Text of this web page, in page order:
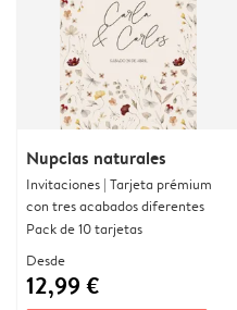
Nupcias naturales
Invitaciones | Tarjeta prémium
con tres acabados diferentes
Pack de 10 tarjetas
Desde
12,99 €